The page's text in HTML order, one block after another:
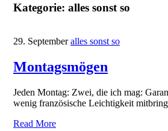
Kategorie: alles sonst so
29. September alles sonst so
Montagsmögen
Jeden Montag: Zwei, die ich mag:
wenig französische Leichtigkeit
Read More